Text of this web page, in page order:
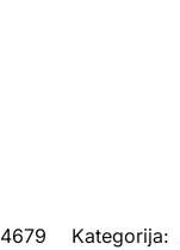
4679 Kategorija: